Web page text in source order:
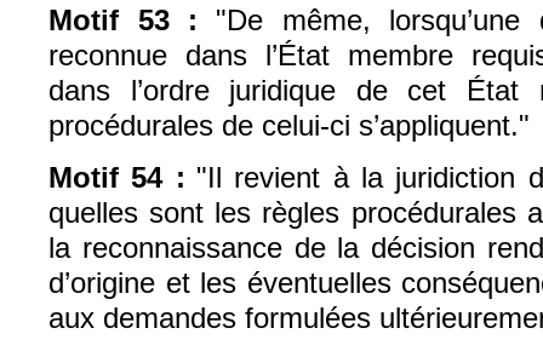
Motif 53 :
"De même,
reconnue dans l’État membre
dans l’ordre juridique de cet État
procédurales de celui-ci s’appliquent."
Motif 54 : "Il revient à la juridiction
quelles sont les règles procédurales
la reconnaissance de la décision
d’origine et les éventuelles
aux demandes formulées